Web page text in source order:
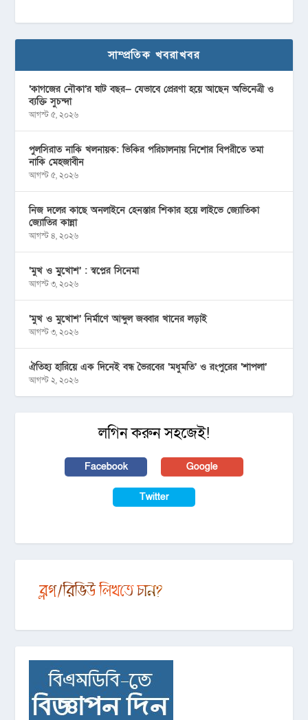
সাম্প্রতিক খবরাখবর
‘কাগজের নৌকা’র ষাট বছর— যেভাবে প্রেরণা হয়ে আছেন অভিনেত্রী ও
ব্যক্তি সুচন্দা
আগস্ট ৫, ২০২৬
পুলসিরাত নাকি খলনায়ক: ভিকির পরিচালনায় নিশোর বিপরীতে তমা
নাকি মেহজাবীন
আগস্ট ৫, ২০২৬
নিজ দলের কাছে অনলাইনে হেনস্তার শিকার হয়ে লাইভে জ্যোতিকা
জ্যোতির কান্না
আগস্ট ৪, ২০২৬
‘মুখ ও মু্খোশ’ : স্বপ্নের সিনেমা
আগস্ট ৩, ২০২৬
‘মুখ ও মুখোশ’ নির্মাণে আব্দুল জব্বার খানের লড়াই
আগস্ট ৩, ২০২৬
ঐতিহ্য হারিয়ে এক দিনেই বন্ধ ভৈরবের ‘মধুমতি’ ও রংপুরের ‘শাপলা’
আগস্ট ২, ২০২৬
লগিন করুন সহজেই!
Facebook Google
Twitter